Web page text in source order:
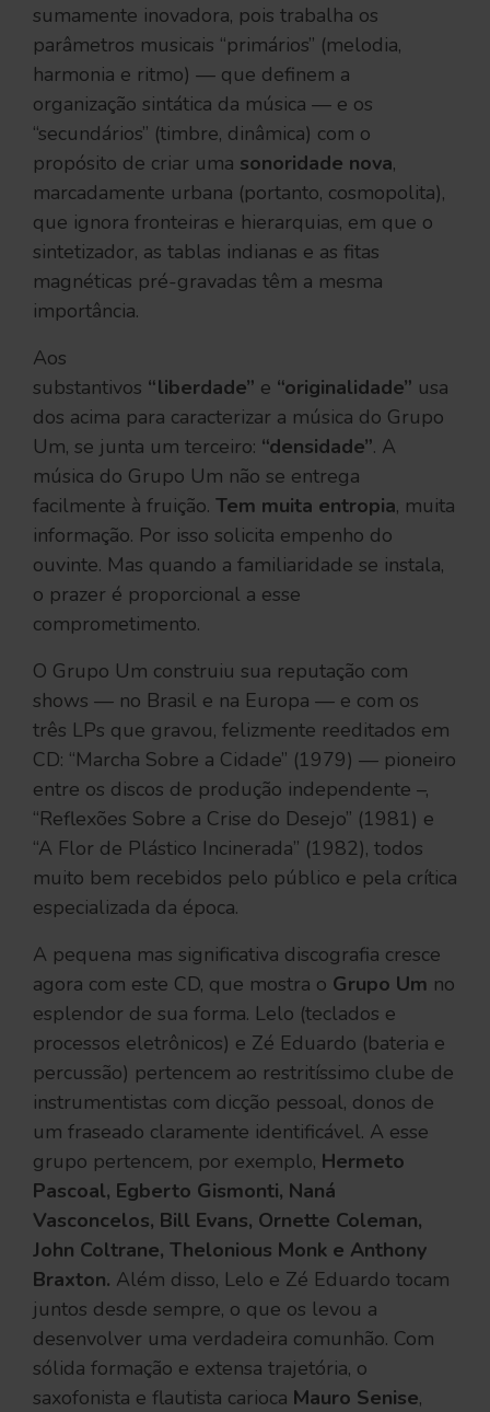
sumamente inovadora, pois trabalha os
parâmetros musicais “primários” (melodia,
harmonia e ritmo) — que definem a
organização sintática da música — e os
“secundários” (timbre, dinâmica) com o
propósito de criar uma sonoridade nova,
marcadamente urbana (portanto, cosmopolita),
que ignora fronteiras e hierarquias, em que o
sintetizador, as tablas indianas e as fitas
magnéticas pré-gravadas têm a mesma
importância.
Aos
substantivos “liberdade” e “originalidade” usa
dos acima para caracterizar a música do Grupo
Um, se junta um terceiro: “densidade”. A
música do Grupo Um não se entrega
facilmente à fruição. Tem muita entropia, muita
informação. Por isso solicita empenho do
ouvinte. Mas quando a familiaridade se instala,
o prazer é proporcional a esse
comprometimento.
O Grupo Um construiu sua reputação com
shows — no Brasil e na Europa — e com os
três LPs que gravou, felizmente reeditados em
CD: “Marcha Sobre a Cidade” (1979) — pioneiro
entre os discos de produção independente –,
“Reflexões Sobre a Crise do Desejo” (1981) e
“A Flor de Plástico Incinerada” (1982), todos
muito bem recebidos pelo público e pela crítica
especializada da época.
A pequena mas significativa discografia cresce
agora com este CD, que mostra o Grupo Um no
esplendor de sua forma. Lelo (teclados e
processos eletrônicos) e Zé Eduardo (bateria e
percussão) pertencem ao restritíssimo clube de
instrumentistas com dicção pessoal, donos de
um fraseado claramente identificável. A esse
grupo pertencem, por exemplo, Hermeto
Pascoal, Egberto Gismonti, Naná
Vasconcelos, Bill Evans, Ornette Coleman,
John Coltrane, Thelonious Monk e Anthony
Braxton. Além disso, Lelo e Zé Eduardo tocam
juntos desde sempre, o que os levou a
desenvolver uma verdadeira comunhão. Com
sólida formação e extensa trajetória, o
saxofonista e flautista carioca Mauro Senise,